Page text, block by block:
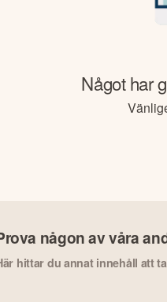
Något har
någon av våra
hittar du annat innehåll att